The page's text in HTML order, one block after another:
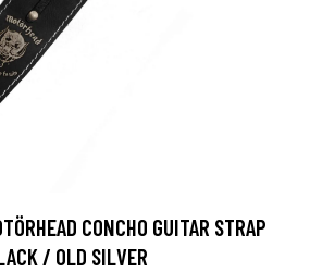
CONCHO GUITAR STRAP
/ OLD SILVER